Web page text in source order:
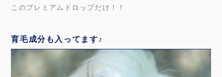
このプレミアムドロップだけ！！
育毛成分も入ってます♪